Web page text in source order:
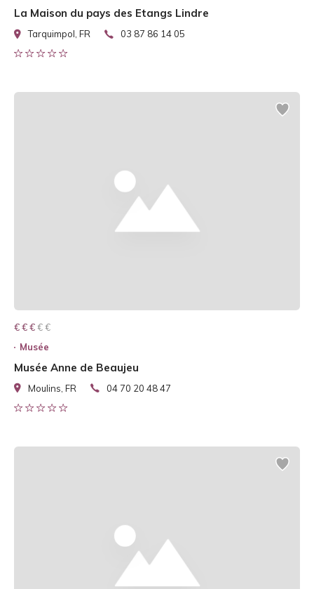
La Maison du pays des Etangs Lindre
Tarquimpol, FR 03 87 86 14 05
€ € € € €
€ € €
Musée
Musée Anne de Beaujeu
Moulins, FR 04 70 20 48 47